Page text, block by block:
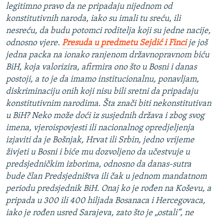
legitimno pravo da ne pripadaju nijednom od
konstitutivnih naroda, iako su imali tu sreću, ili
nesreću, da budu potomci roditelja koji su jedne nacije,
odnosno vjere. Presuda u predmetu Sejdić i Fincije još
jedna packa na ionako ranjenom državnopravnom biću
BiH, koja valorizira, afirmira ono što u Bosni i danas
postoji, a to je da imamo institucionalnu, ponavljam,
diskriminaciju onih koji nisu bili sretni da pripadaju
konstitutivnim narodima. Šta znači biti nekonstitutivan
u BiH? Neko može doći iz susjednih država i zbog svog
imena, vjeroispovjesti ili nacionalnog opredjeljenja
izjaviti da je Bošnjak, Hrvat ili Srbin, jedno vrijeme
živjeti u Bosni i biće mu dozvoljeno da učestvuje u
predsjedničkim izborima, odnosno da danas-sutra
bude član Predsjedništva ili čak u jednom mandatnom
periodu predsjednik BiH. Onaj ko je rođen na Koševu, a
pripada u 300 ili 400 hiljada Bosanaca i Hercegovaca,
iako je rođen usred Sarajeva, zato što je „ostali“, ne